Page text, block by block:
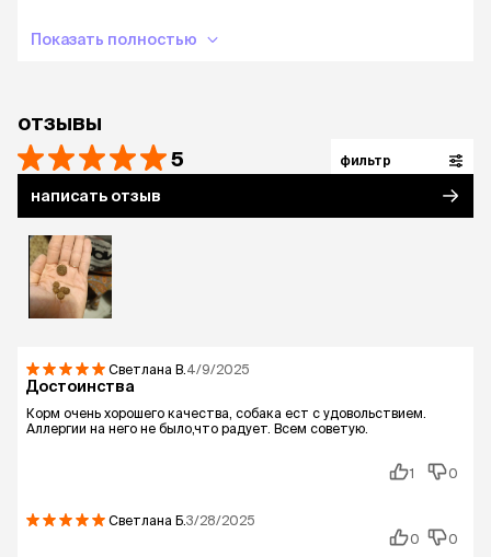
Показать полностью
отзывы
5 фильтр
написать отзыв
Светлана В. 4/9/2025
Достоинства
Корм очень хорошего качества, собака ест с удовольствием.
Аллергии на него не было,что радует. Всем советую.
1 0
Светлана Б. 3/28/2025
0
0